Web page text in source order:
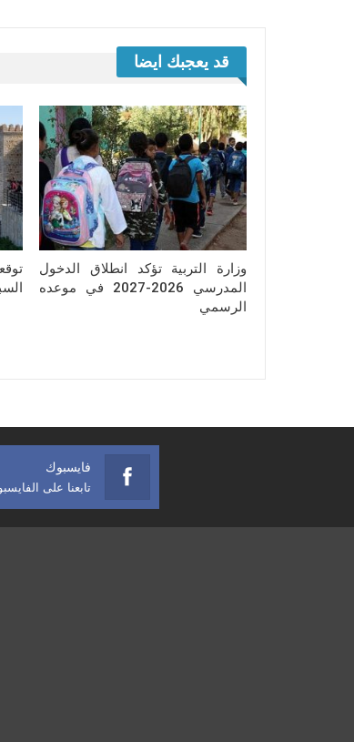
قد يعجبك ايضا
وزارة التربية تؤكد انطلاق الدخول
المدرسي 2026-2027 في موعده
الرسمي
فايسبوك
تابعنا على